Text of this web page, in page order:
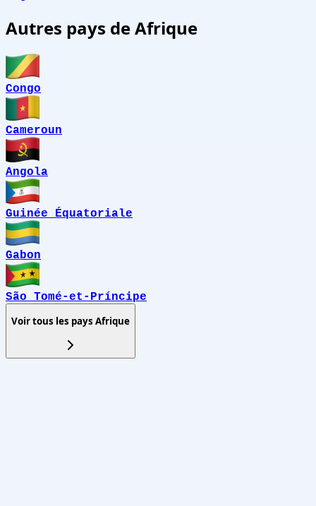
Autres pays de Afrique
Congo
Cameroun
Angola
Guinée Équatoriale
Gabon
São Tomé-et-Príncipe
Voir tous les pays Afrique